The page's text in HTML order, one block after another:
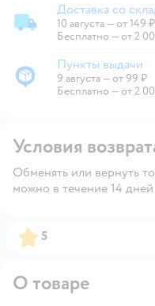
Доставка со склада
Доставка со
10 августа—от 149 ₽
Бесплатно — от 2
Пункты выдачи
Пункты выдачи
9 августа—от 99 ₽
Бесплатно — от 2
Условия
Обменять или вернуть
можно в течение 14
Рейтинг:
5
О товаре